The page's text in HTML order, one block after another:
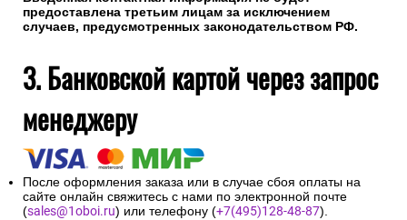
предоставлена третьим лицам за исключением
случаев, предусмотренных законодательством РФ.
3. Банковской картой через запрос
менеджеру
После оформления заказа или в случае сбоя оплаты на
сайте онлайн свяжитесь с нами по электронной почте
(sales@1oboi.ru) или телефону (+7(495)128-48-87).